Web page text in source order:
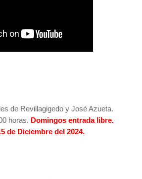
de Revillagigedo y José Azueta.
horas. Domingos entrada libre.
de Diciembre del 2024.